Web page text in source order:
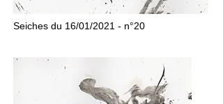
Seiches du 16/01/2021 - n°20